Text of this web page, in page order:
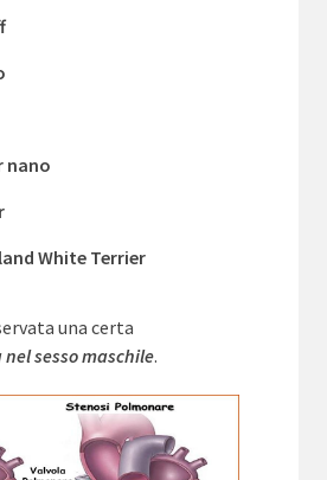
nano
White Terrier
una certa
sesso maschile.